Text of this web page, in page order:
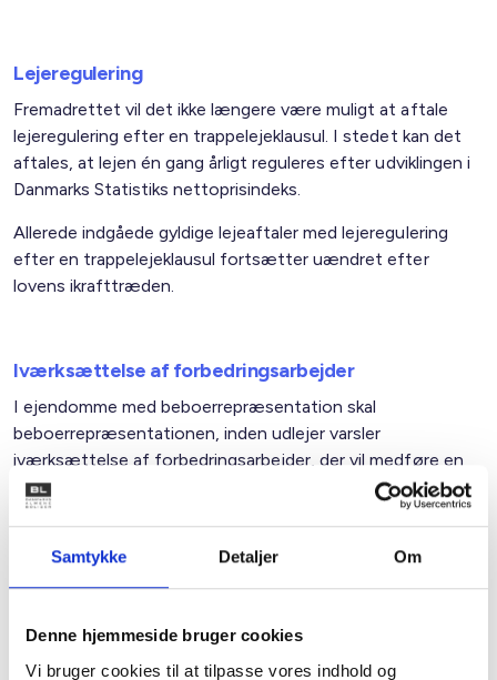
Samtykke Detaljer Om
Denne hjemmeside bruger cookies
Vi bruger cookies til at tilpasse vores indhold og
Lejeregulering
Fremadrettet vil det ikke længere være muligt at aftale
lejeregulering efter en trappelejeklausul. I stedet kan det
aftales, at lejen én gang årligt reguleres efter udviklingen i
Danmarks Statistiks nettoprisindeks.
Allerede indgåede gyldige lejeaftaler med lejeregulering
efter en trappelejeklausul fortsætter uændret efter
lovens ikrafttræden.
Iværksættelse af forbedringsarbejder
I ejendomme med beboerrepræsentation skal
beboerrepræsentationen, inden udlejer varsler
iværksættelse af forbedringsarbejder, der vil medføre en
lejeforhøjelse, som sammen med forbedringsforhøjelser
gennemført i de sidste 3 år vil udgøre mere end 60 kr. pr.
at orientere om og drøfte de påtænkte
forbedringsarbejder, udbudsmateriale og overslag over
Hvis arbejderne udbydes i begrænset licitation uden